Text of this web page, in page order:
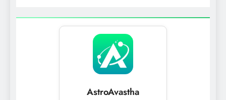
AstroAvastha